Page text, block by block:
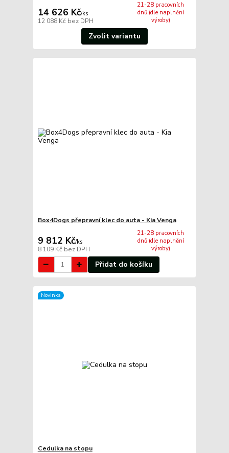
14 626 Kč/ks
12 088 Kč bez DPH
21-28 pracovních
dnů (dle naplnění
výroby)
Zvolit variantu
Box4Dogs přepravní klec do auta - Kia Venga
9 812 Kč/ks
8 109 Kč bez DPH
21-28 pracovních
dnů (dle naplnění
výroby)
Přidat do košíku
Novinka
Cedulka na stopu